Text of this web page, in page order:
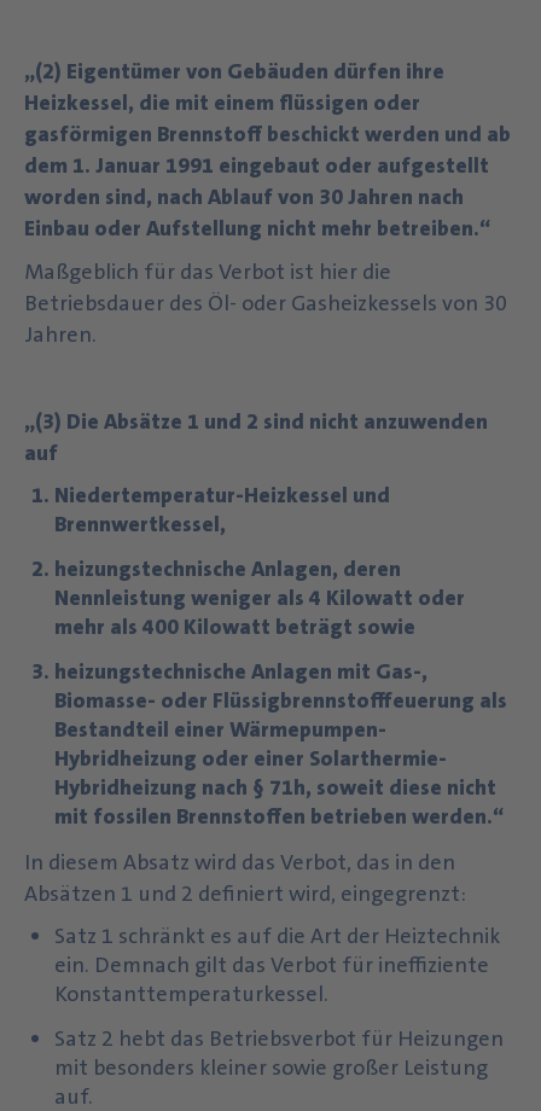
„(2) Eigentümer von Gebäuden dürfen ihre
Heizkessel, die mit einem flüssigen oder
gasförmigen Brennstoff beschickt werden und ab
dem 1. Januar 1991 eingebaut oder aufgestellt
worden sind, nach Ablauf von 30 Jahren nach
Einbau oder Aufstellung nicht mehr betreiben.“
Maßgeblich für das Verbot ist hier die
Betriebsdauer des Öl- oder Gasheizkessels von 30
Jahren.
„(3) Die Absätze 1 und 2 sind nicht anzuwenden
auf
Niedertemperatur-Heizkessel und
Brennwertkessel,
heizungstechnische Anlagen, deren
Nennleistung weniger als 4 Kilowatt oder
mehr als 400 Kilowatt beträgt sowie
heizungstechnische Anlagen mit Gas-,
Biomasse- oder Flüssigbrennstofffeuerung als
Bestandteil einer Wärmepumpen-
Hybridheizung oder einer Solarthermie-
Hybridheizung nach § 71h, soweit diese nicht
mit fossilen Brennstoffen betrieben werden.“
In diesem Absatz wird das Verbot, das in den
Absätzen 1 und 2 definiert wird, eingegrenzt:
Satz 1 schränkt es auf die Art der Heiztechnik
ein. Demnach gilt das Verbot für ineffiziente
Konstanttemperaturkessel.
Satz 2 hebt das Betriebsverbot für Heizungen
mit besonders kleiner sowie großer Leistung
auf.